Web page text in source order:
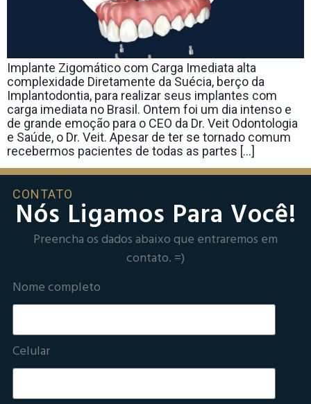
Implante Zigomático com Carga Imediata alta
complexidade Diretamente da Suécia, berço da
Implantodontia, para realizar seus implantes com
carga imediata no Brasil. Ontem foi um dia intenso e
de grande emoção para o CEO da Dr. Veit Odontologia
e Saúde, o Dr. Veit. Apesar de ter se tornado comum
recebermos pacientes de todas as partes […]
CONTATO
Nós Ligamos Para Você!
Preencha os dados abaixo que entraremos em
contato. =)
Nome completo
Celular